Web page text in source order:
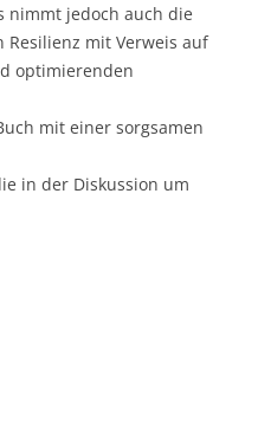
nimmt jedoch auch die
Resilienz mit Verweis auf
optimierenden
mit einer sorgsamen
in der Diskussion um